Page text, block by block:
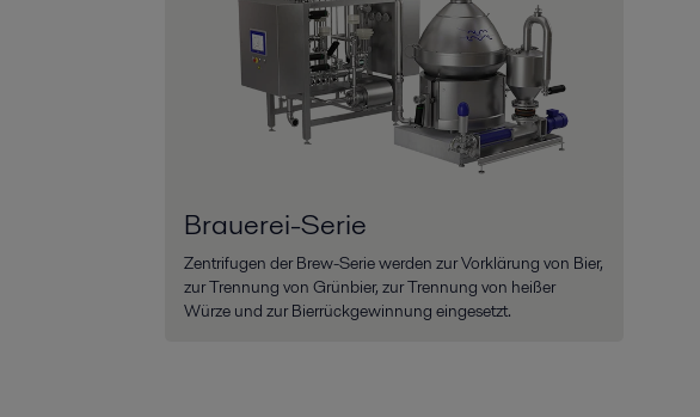
Brauerei-Serie
Zentrifugen der Brew-Serie werden zur Vorklärung von Bier,
zur Trennung von Grünbier, zur Trennung von heißer
Würze und zur Bierrückgewinnung eingesetzt.